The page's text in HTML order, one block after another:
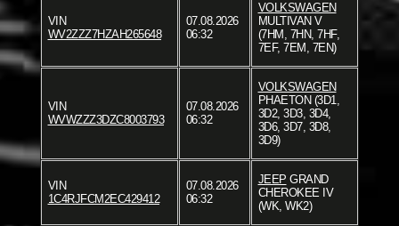
VIN
WV2ZZZ7HZAH265648
07.08.2026
06:32
VOLKSWAGEN
MULTIVAN V
(7HM, 7HN, 7HF,
7EF, 7EM, 7EN)
VIN
WVWZZZ3DZC8003793
07.08.2026
06:32
VOLKSWAGEN
PHAETON (3D1,
3D2, 3D3, 3D4,
3D6, 3D7, 3D8,
3D9)
VIN
1C4RJFCM2EC429412
07.08.2026
06:32
JEEP GRAND
CHEROKEE IV
(WK, WK2)